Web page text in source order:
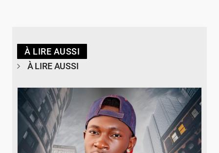
À LIRE AUSSI
À LIRE AUSSI